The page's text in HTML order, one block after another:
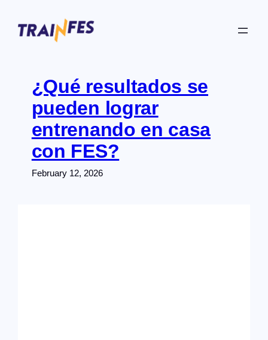
content
¿Qué resultados se
pueden lograr
entrenando en casa
con FES?
February 12, 2026